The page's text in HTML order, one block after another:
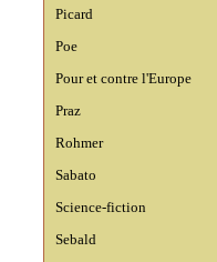
Picard
Poe
Pour et contre l'Europe
Praz
Rohmer
Sabato
Science-fiction
Sebald